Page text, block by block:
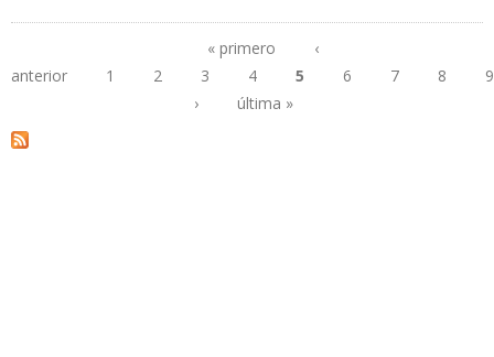
Páginas
« primero
‹
anterior
1 2 3 4 5 6 7 8
9
›
última »